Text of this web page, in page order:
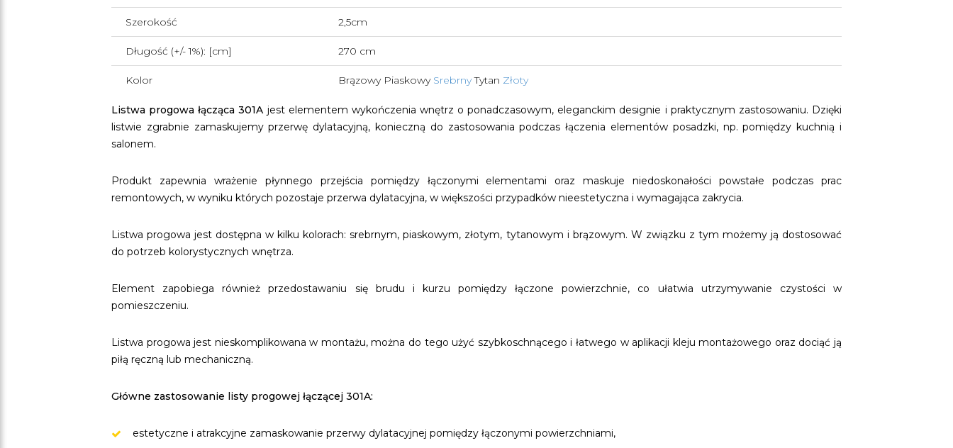
Szerokość 2,5cm
Długość (+/- 1%): [cm] 270 cm
Kolor Brązowy Piaskowy SrebrnyTytan Złoty
Listwa progowa łącząca 301A jest elementem wykończenia wnętrz o ponadczasowym, eleganckim designie i praktycznym zastosowaniu. Dzięki
listwie zgrabnie zamaskujemy przerwę dylatacyjną, konieczną do zastosowania podczas łączenia elementów posadzki, np. pomiędzy kuchnią i
salonem.
Produkt zapewnia wrażenie płynnego przejścia pomiędzy łączonymi elementami oraz maskuje niedoskonałości powstałe podczas prac
remontowych, w wyniku których pozostaje przerwa dylatacyjna, w większości przypadków nieestetyczna i wymagająca zakrycia.
Listwa progowa jest dostępna w kilku kolorach: srebrnym, piaskowym, złotym, tytanowym i brązowym. W związku z tym możemy ją dostosować
do potrzeb kolorystycznych wnętrza.
Element zapobiega również przedostawaniu się brudu i kurzu pomiędzy łączone powierzchnie, co ułatwia utrzymywanie czystości w
pomieszczeniu.
Listwa progowa jest nieskomplikowana w montażu, można do tego użyć szybkoschnącego i łatwego w aplikacji kleju montażowego oraz dociąć ją
piłą ręczną lub mechaniczną.
Główne zastosowanie listy progowej łączącej 301A:
estetyczne i atrakcyjne zamaskowanie przerwy dylatacyjnej pomiędzy łączonymi powierzchniami,